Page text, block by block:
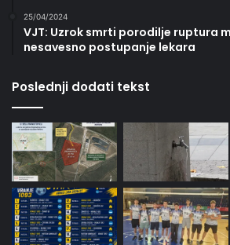
25/04/2024
VJT: Uzrok smrti porodilje ruptura
nesavesno postupanje lekara
Poslednji dodati tekst